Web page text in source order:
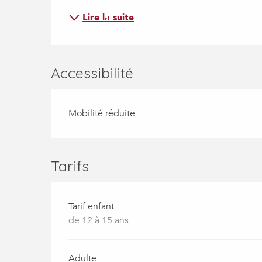
Lire la suite
Accessibilité
Mobilité réduite
Tarifs
Tarif enfant
de 12 à 15 ans
Adulte